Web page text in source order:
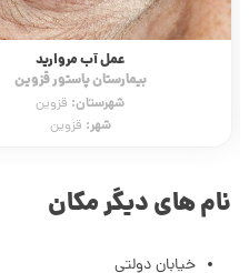
عمل آب مروارید
بیمارستان پاستور قزوین
شهرستان: قزوین
شهر: قزوین
نام های دیگر مکان
خیابان دولتی